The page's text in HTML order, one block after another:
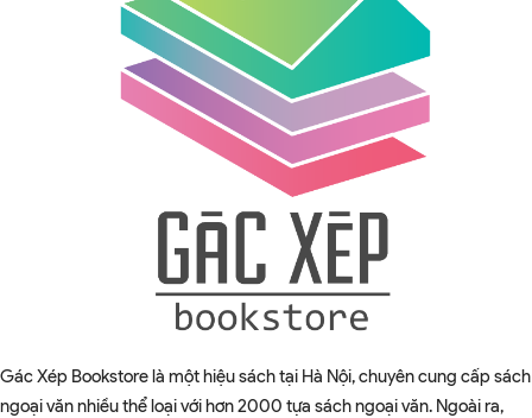
Gác Xép Bookstore là một hiệu sách tại Hà Nội, chuyên cung cấp sách
ngoại văn nhiều thể loại với hơn 2000 tựa sách ngoại văn. Ngoài ra,